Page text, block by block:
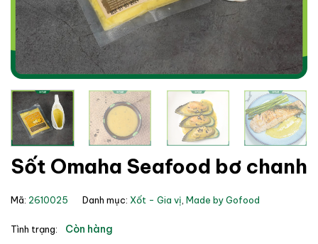
Sốt Omaha Seafood bơ chanh
Mã: 2610025 Danh mục: Xốt - Gia vị, Made by Gofood
Tình trạng: Còn hàng